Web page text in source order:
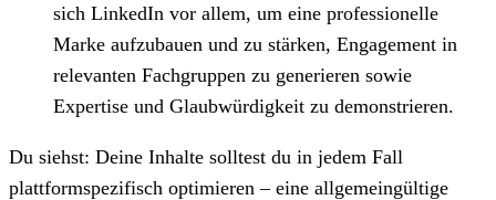
sich LinkedIn vor allem, um eine professionelle
Marke aufzubauen und zu stärken, Engagement in
relevanten Fachgruppen zu generieren sowie
Expertise und Glaubwürdigkeit zu demonstrieren.
Du siehst: Deine Inhalte solltest du in jedem Fall
plattformspezifisch optimieren – eine allgemeingültige